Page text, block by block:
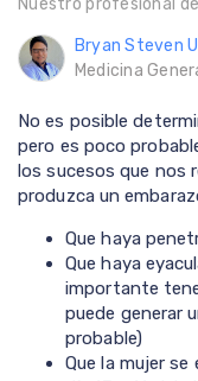
Nuestro profesional
Bryan Steven
Medicina
No es posible
pero es poco
los sucesos que nos
produzca un
Que haya
Que haya
importante
puede generar
probable)
Que la mujer